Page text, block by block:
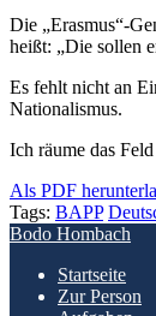
Die „Erasmus“-
heißt: „Die sollen
Es fehlt nicht an
Nationalismus.
Ich räume das
Als PDF
Tags: BAPP
Bodo Hombach
Startseite
Zur Person